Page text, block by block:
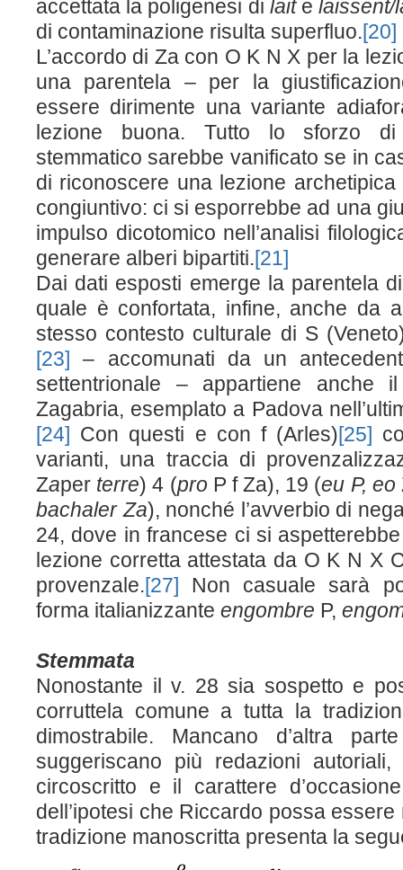
accettata la poligenesi di lait elaissent/
di contaminazione risulta superfluo.[20]
L’accordo di Za con O K N X per la
una parentela – per la
essere dirimente una variante
lezione buona. Tutto lo sforzo
stemmatico sarebbe vanificato se in
di riconoscere una lezione
congiuntivo: ci si esporrebbe ad una
impulso dicotomico nell’analisi
generare alberi bipartiti.[21]
Dai dati esposti emerge la parentela
quale è confortata, infine, anche da
stesso contesto culturale di S
[23]
– accomunati da un
settentrionale – appartiene anche
Zagabria, esemplato a Padova
[24] Con questi e con f (Arles)[25]
varianti, una traccia di
Zaper terre) 4 (pro P f Za), 19 (eu P, eo
bachaler Za), nonché l’avverbio di
24, dove in francese ci si
lezione corretta attestata da O K N X
provenzale.[27]
Non casuale sarà
forma italianizzante engombre P,
Stemmata
Nonostante il v. 28 sia sospetto e
corruttela comune a tutta la
dimostrabile. Mancano d’altra
suggeriscano più redazioni
circoscritto e il carattere
dell’ipotesi che Riccardo possa
tradizione manoscritta presenta la